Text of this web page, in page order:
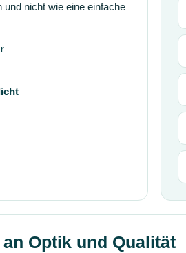
nicht wie eine einfache
Optik und Qualität